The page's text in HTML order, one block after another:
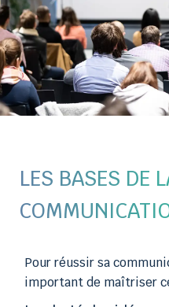
LES BASES DE
Pour réussir sa
important de maîtriser